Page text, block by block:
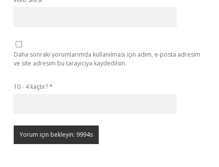
Daha sonraki yorumlarımda kullanılması için adım, e-posta adresim
ve site adresim bu tarayıcıya kaydedilsin.
10 - 4 kaçtır?*